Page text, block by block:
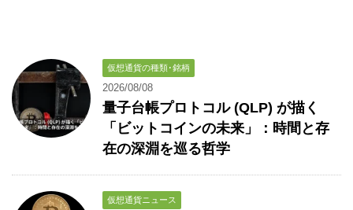
仮想通貨の種類･銘柄
2026/08/08
量子台帳プロトコル (QLP) が描く
「ビットコインの未来」：時間と存
在の深淵を巡る哲学
仮想通貨ニュース